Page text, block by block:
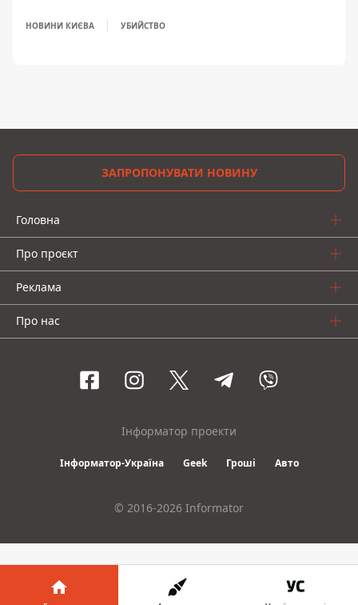
НОВИНИ КИЄВА УБИЙСТВО
ЗАПРОПОНУВАТИ НОВИНУ
Головна
Про проєкт
Реклама
Про нас
Інформатор проекти
Інформатор-Україна Geek Гроші Авто
© 2016-2026 Informator